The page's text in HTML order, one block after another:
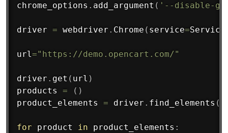
chrome_options . add_argument ( '--disable-
driver = webdriver . Chrome ( service=Service
url="https://demo.opencart.com/"
driver . get ( url )
products = ( )
product_elements = driver . find_elements (
for product in product_elements :